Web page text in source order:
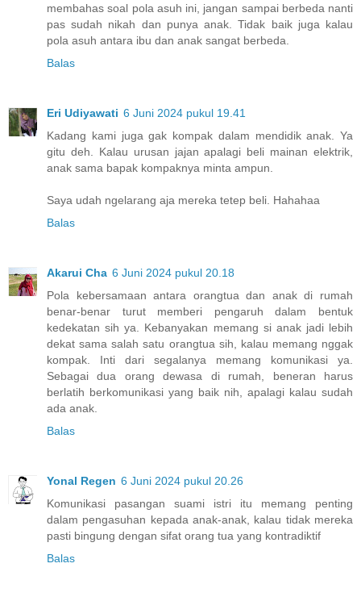
membahas soal pola asuh ini, jangan sampai berbeda nanti
pas sudah nikah dan punya anak. Tidak baik juga kalau
pola asuh antara ibu dan anak sangat berbeda.
Balas
Eri Udiyawati 6 Juni 2024 pukul 19.41
Kadang kami juga gak kompak dalam mendidik anak. Ya
gitu deh. Kalau urusan jajan apalagi beli mainan elektrik,
anak sama bapak kompaknya minta ampun.
Saya udah ngelarang aja mereka tetep beli. Hahahaa
Balas
Akarui Cha 6 Juni 2024 pukul 20.18
Pola kebersamaan antara orangtua dan anak di rumah
benar-benar turut memberi pengaruh dalam bentuk
kedekatan sih ya. Kebanyakan memang si anak jadi lebih
dekat sama salah satu orangtua sih, kalau memang nggak
kompak. Inti dari segalanya memang komunikasi ya.
Sebagai dua orang dewasa di rumah, beneran harus
berlatih berkomunikasi yang baik nih, apalagi kalau sudah
ada anak.
Balas
Yonal Regen 6 Juni 2024 pukul 20.26
Komunikasi pasangan suami istri itu memang penting
dalam pengasuhan kepada anak-anak, kalau tidak mereka
pasti bingung dengan sifat orang tua yang kontradiktif
Balas